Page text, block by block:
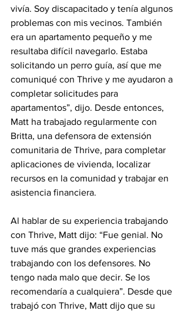
vivía. Soy discapacitado y tenía algunos
problemas con mis vecinos. También
era un apartamento pequeño y me
resultaba difícil navegarlo. Estaba
solicitando un perro guía, así que me
comuniqué con Thrive y me ayudaron a
completar solicitudes para
apartamentos”, dijo. Desde entonces,
Matt ha trabajado regularmente con
Britta, una defensora de extensión
comunitaria de Thrive, para completar
aplicaciones de vivienda, localizar
recursos en la comunidad y trabajar en
asistencia financiera.
Al hablar de su experiencia trabajando
con Thrive, Matt dijo: “Fue genial. No
tuve más que grandes experiencias
trabajando con los defensores. No
tengo nada malo que decir. Se los
recomendaría a cualquiera”. Desde que
trabajó con Thrive, Matt dijo que su